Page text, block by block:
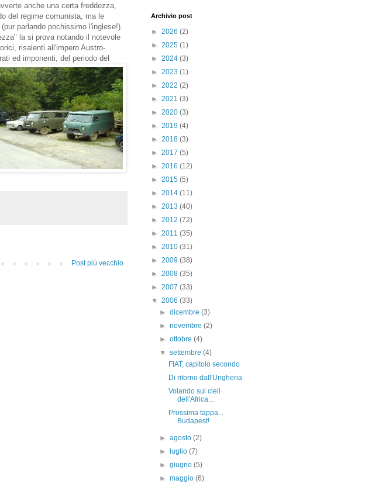
anche una certa freddezza,
del regime comunista, ma le
parlando pochissimo l'inglese!).
la si prova notando il notevole
risalenti all'impero Austro-
ed imponenti, del periodo del
Post più vecchio
Archivio post
► 2026 (2)
► 2025 (1)
► 2024 (3)
► 2023 (1)
► 2022 (2)
► 2021 (3)
► 2020 (3)
► 2019 (4)
► 2018 (3)
► 2017 (5)
► 2016 (12)
► 2015 (5)
► 2014 (11)
► 2013 (40)
► 2012 (72)
► 2011 (35)
► 2010 (31)
► 2009 (38)
► 2008 (35)
► 2007 (33)
▼ 2006 (33)
►dicembre(3)
►novembre(2)
►ottobre(4)
▼settembre(4)
FIAT, capitolo secondo
Di ritorno dall'Ungheria
Volando sui cieli
dell'Africa...
Prossima tappa...
Budapest!
►agosto(2)
►luglio(7)
►giugno(5)
►maggio(6)